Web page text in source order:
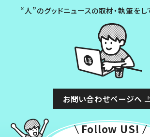
“人”のグッドニュースの取材・執筆をし
お問い合わせページへ
Follow US!